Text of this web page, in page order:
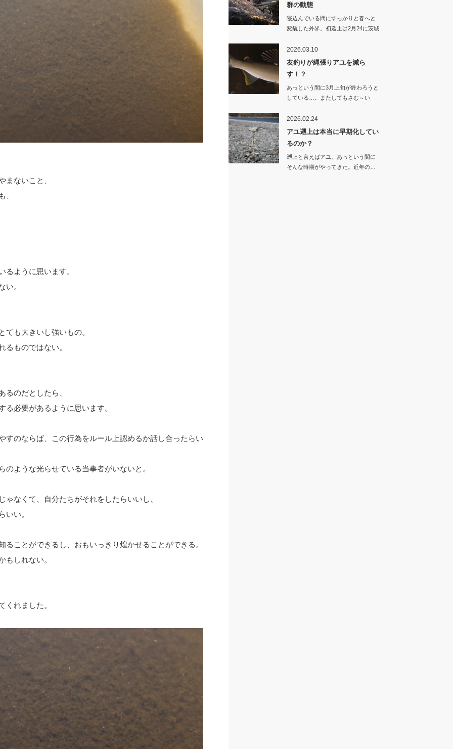
まないこと、
、
ように思います。
い。
も大きいし強いもの。
るものではない。
るのだとしたら、
必要があるように思います。
すのならば、この行為をルール上認めるか話し合ったらい
ような光らせている当事者がいないと。
なくて、自分たちがそれをしたらいいし、
いい。
ことができるし、おもいっきり煌かせることができる。
もしれない。
くれました。
群の動態
寝込んでいる間にすっかりと春へと
変貌した外界。初遡上は2月24に茨城
2026.03.10
友釣りが縄張りアユを減ら
す！？
あっという間に3月上旬が終わろうと
している…。またしてもさむ～い
2026.02.24
アユ遡上は本当に早期化してい
るのか？
遡上と言えばアユ。あっという間に
そんな時期がやってきた。近年の…